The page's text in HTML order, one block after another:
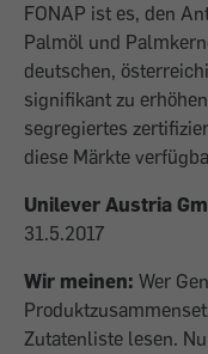
FONAP ist es, den
Palmöl und
deutschen,
signifikant zu
segregiertes
diese Märkte
Unilever Austria
31.5.2017
Wir meinen: Wer
Zutatenliste lesen.